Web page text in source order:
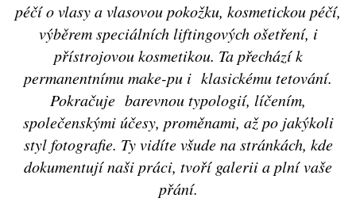
péčí o vlasy a vlasovou pokožku, kosmetickou péčí,
výběrem speciálních liftingových ošetření, i
přístrojovou kosmetikou. Ta přechází k
permanentnímu make-pu i klasickému tetování.
Pokračuje barevnou typologií, líčením,
společenskými účesy, proměnami, až po jakýkoli
styl fotografie. Ty vidíte všude na stránkách, kde
dokumentují naši práci, tvoří galerii a plní vaše
přání.